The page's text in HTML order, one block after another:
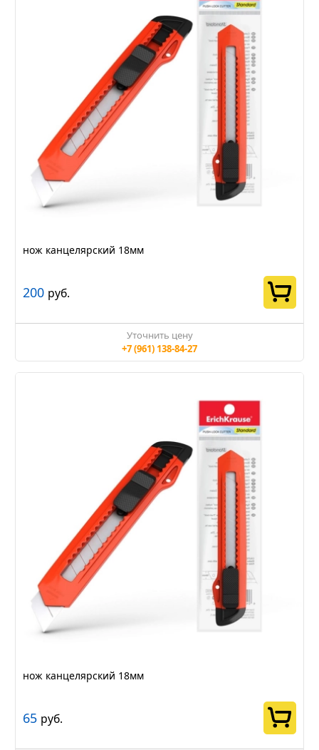
нож канцелярский 18мм
200 руб.
Уточнить цену
+7 (961) 138-84-27
нож канцелярский 18мм
65 руб.